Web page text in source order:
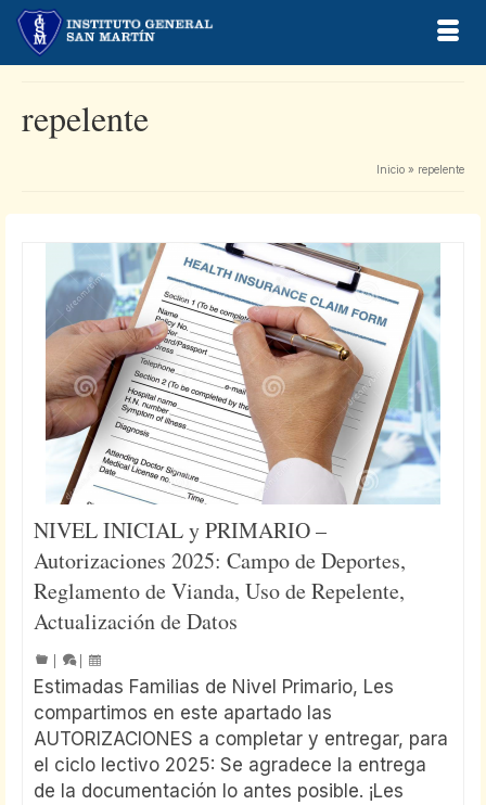
repelente
Inicio » repelente
NIVEL INICIAL y PRIMARIO –
Autorizaciones 2025: Campo de Deportes,
Reglamento de Vianda, Uso de Repelente,
Actualización de Datos
Estimadas Familias de Nivel Primario, Les
compartimos en este apartado las
AUTORIZACIONES a completar y entregar, para
el ciclo lectivo 2025: Se agradece la entrega
de la documentación lo antes posible. ¡Les